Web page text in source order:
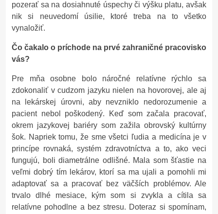
pozerať sa na dosiahnuté úspechy či výšku platu, avšak
nik si neuvedomí úsilie, ktoré treba na to všetko
vynaložiť.
Čo čakalo o príchode na prvé zahraničné pracovisko
vás?
Pre mňa osobne bolo náročné relatívne rýchlo sa
zdokonaliť v cudzom jazyku nielen na hovorovej, ale aj
na lekárskej úrovni, aby nevzniklo nedorozumenie a
pacient nebol poškodený. Keď som začala pracovať,
okrem jazykovej bariéry som zažila obrovský kultúrny
šok. Napriek tomu, že sme všetci ľudia a medicína je v
princípe rovnaká, systém zdravotníctva a to, ako veci
fungujú, boli diametrálne odlišné. Mala som šťastie na
veľmi dobrý tím lekárov, ktorí sa ma ujali a pomohli mi
adaptovať sa a pracovať bez väčších problémov. Ale
trvalo dlhé mesiace, kým som si zvykla a cítila sa
relatívne pohodlne a bez stresu. Doteraz si spomínam,